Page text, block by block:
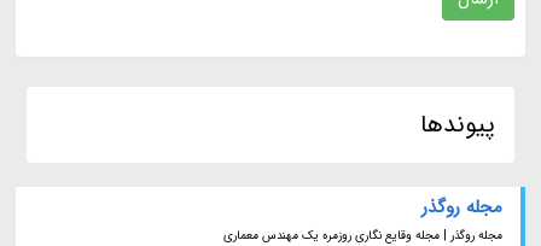
پیوندها
مجله روگذر
مجله روگذر | مجله وقایع نگاری روزمره یک مهندس معماری